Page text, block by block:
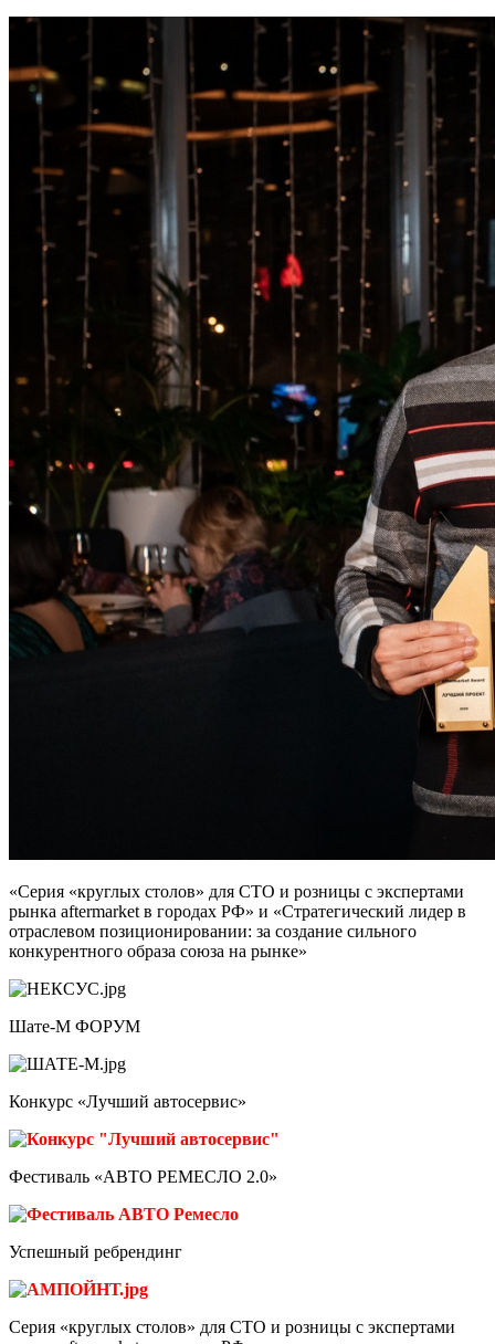
«Серия «круглых столов» для СТО и розницы с экспертами
рынка aftermarket в городах РФ» и «Стратегический лидер в
отраслевом позиционировании: за создание сильного
конкурентного образа союза на рынке»
Шате-М ФОРУМ
Конкурс «Лучший автосервис»
Фестиваль «АВТО РЕМЕСЛО 2.0»
Успешный ребрендинг
Серия «круглых столов» для СТО и розницы с экспертами